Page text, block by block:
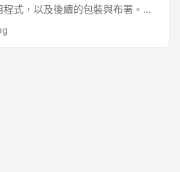
式，以及後續的包裝與布署。
式庫，而 Qt 則是一套 C++ 視窗
的應用程式。 ...